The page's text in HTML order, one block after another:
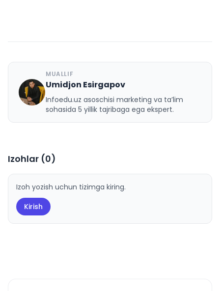
U
MUALLIF
Umidjon Esirgapov
Infoedu.uz asoschisi marketing va ta’lim
sohasida 5 yillik tajribaga ega ekspert.
Izohlar (0)
Izoh yozish uchun tizimga kiring.
Kirish